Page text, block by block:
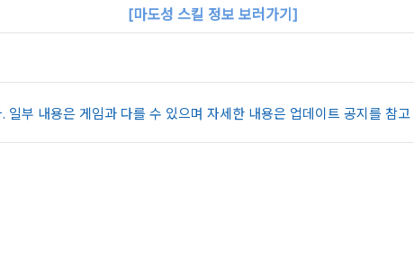
[마도성 스킬 정보 보러가기]
일부 내용은 게임과 다를 수 있으며 자세한 내용은 업데이트 공지를 참고